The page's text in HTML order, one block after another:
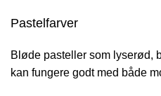
Pastelfarver
Bløde pasteller som lyserød,
kan fungere godt med både